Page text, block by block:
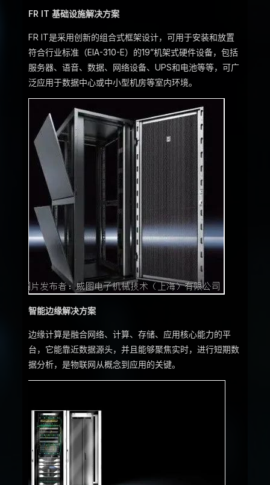
FR IT 基础设施解决方案
FR IT是采用创新的组合式框架设计，可用于安装和放置
符合行业标准（EIA-310-E）的19”机架式硬件设备，包括
服务器、语音、数据、网络设备、UPS和电池等等，可广
泛应用于数据中心或中小型机房等室内环境。
智能边缘解决方案
边缘计算是融合网络、计算、存储、应用核心能力的平
台，它能靠近数据源头，并且能够聚焦实时，进行短期数
据分析，是物联网从概念到应用的关键。